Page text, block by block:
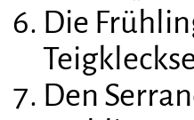
Die
Den